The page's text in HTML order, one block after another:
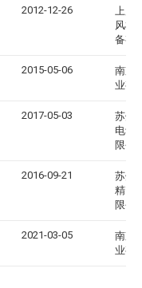
2012-12-26
上虞
风机
备有
2015-05-06
南京
业有
2017-05-03
苏州
电动
限公
2016-09-21
苏州
精密
限公
2021-03-05
南京
业有